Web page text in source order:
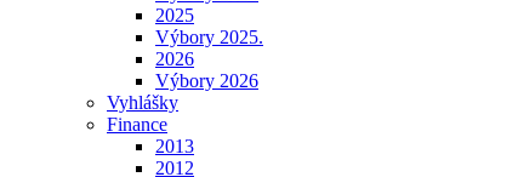
2025
Výbory 2025.
2026
Výbory 2026
Vyhlášky
Finance
2013
2012